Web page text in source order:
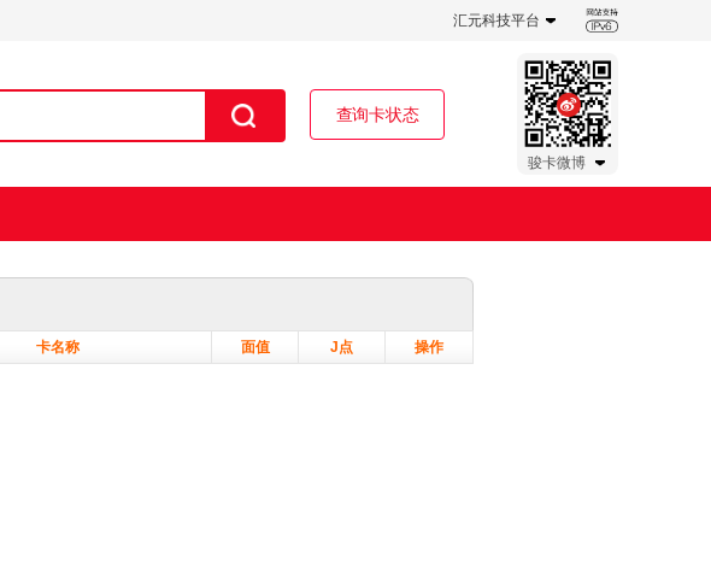
汇元科技平台
查询卡状态
骏卡微博
卡名称 面值 J点 操作